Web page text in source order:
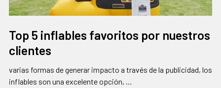
Top 5 inflables favoritos por nuestros
clientes
varias formas de generar impacto a través de la publicidad, los
inflables son una excelente opción, …